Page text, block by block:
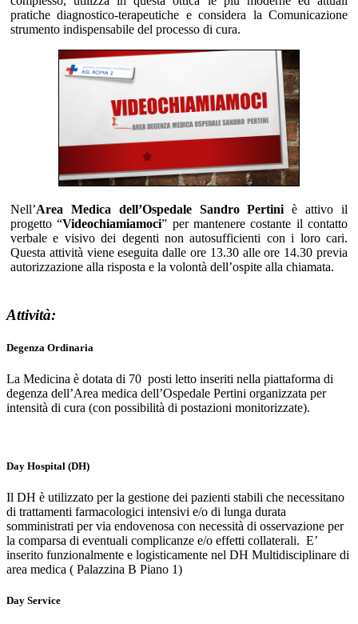
pratiche diagnostico-terapeutiche e considera la Comunicazione
strumento indispensabile del processo di cura.
Nell’Area Medica dell’Ospedale Sandro Pertini è attivo il
progetto “Videochiamiamoci” per mantenere costante il contatto
verbale e visivo dei degenti non autosufficienti con i loro cari.
Questa attività viene eseguita dalle ore 13.30 alle ore 14.30 previa
autorizzazione alla risposta e la volontà dell’ospite alla chiamata.
Attività:
Degenza Ordinaria
La Medicina è dotata di 70 posti letto inseriti nella piattaforma di
degenza dell’Area medica dell’Ospedale Pertini organizzata per
intensità di cura (con possibilità di postazioni monitorizzate).
Day Hospital (DH)
Il DH è utilizzato per la gestione dei pazienti stabili che necessitano
di trattamenti farmacologici intensivi e/o di lunga durata
somministrati per via endovenosa con necessità di osservazione per
la comparsa di eventuali complicanze e/o effetti collaterali. E’
inserito funzionalmente e logisticamente nel DH Multidisciplinare di
area medica ( Palazzina B Piano 1)
Day Service